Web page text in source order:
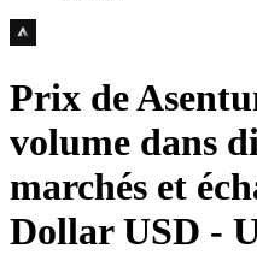
Prix de
volume dans
marchés et
Dollar USD -